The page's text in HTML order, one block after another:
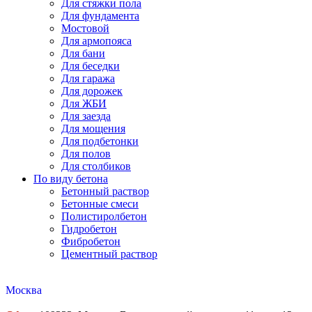
Для стяжки пола
Для фундамента
Мостовой
Для армопояса
Для бани
Для беседки
Для гаража
Для дорожек
Для ЖБИ
Для заезда
Для мощения
Для подбетонки
Для полов
Для столбиков
По виду бетона
Бетонный раствор
Бетонные смеси
Полистиролбетон
Гидробетон
Фибробетон
Цементный раствор
Москва